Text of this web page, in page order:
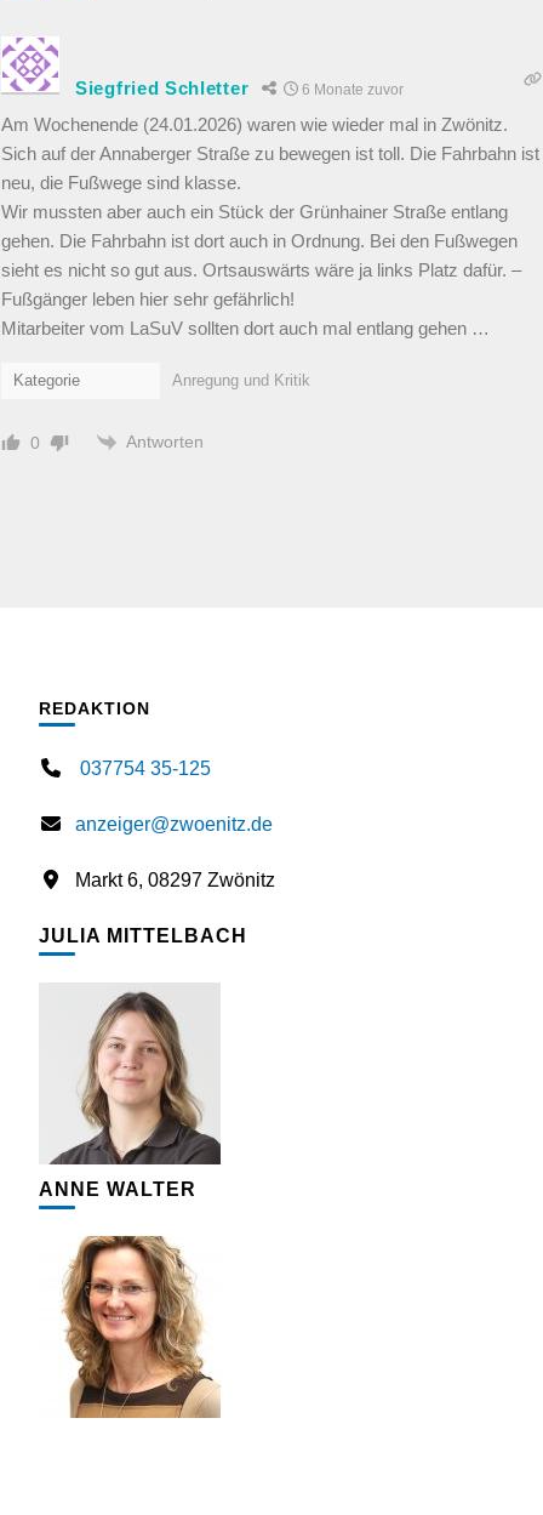
Siegfried Schletter 6 Monate zuvor
Am Wochenende (24.01.2026) waren wie wieder mal in Zwönitz.
Sich auf der Annaberger Straße zu bewegen ist toll. Die Fahrbahn ist
neu, die Fußwege sind klasse.
Wir mussten aber auch ein Stück der Grünhainer Straße entlang
gehen. Die Fahrbahn ist dort auch in Ordnung. Bei den Fußwegen
sieht es nicht so gut aus. Ortsauswärts wäre ja links Platz dafür. –
Fußgänger leben hier sehr gefährlich!
Mitarbeiter vom LaSuV sollten dort auch mal entlang gehen …
Kategorie Anregung und Kritik
0 Antworten
REDAKTION
037754 35-125
anzeiger@zwoenitz.de
Markt 6, 08297 Zwönitz
JULIA MITTELBACH
ANNE WALTER